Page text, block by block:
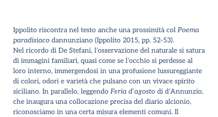
Ippolito riscontra nel testo anche una prossimità col Poema
paradisiacodannunziano (Ippolito 2015, pp. 52-53).
Nel ricordo di De Stefani, l’osservazione del naturale si satura
di immagini familiari, quasi come se l’occhio si perdesse al
loro interno, immergendosi in una profusione lussureggiante
di colori, odori e varietà che pulsano con un vivace spirito
siciliano. In parallelo, leggendo Feria d’agostodi d’Annunzio,
che inaugura una collocazione precisa del diario alcionio,
riconosciamo in una certa misura elementi comuni. Il